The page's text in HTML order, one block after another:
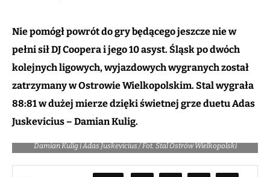
Nie pomógł powrót do gry będącego jeszcze nie w
pełni sił DJ Coopera i jego 10 asyst. Śląsk po dwóch
kolejnych ligowych, wyjazdowych wygranych został
zatrzymany w Ostrowie Wielkopolskim. Stal wygrała
88:81 w dużej mierze dzięki świetnej grze duetu Adas
Juskevicius – Damian Kulig.
Damian Kulig i Adas Juskevicius / Fot. Stal Ostrów Wielkopolski